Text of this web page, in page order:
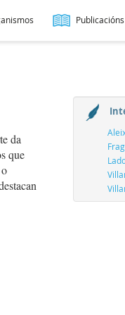
Publicacións
da
que